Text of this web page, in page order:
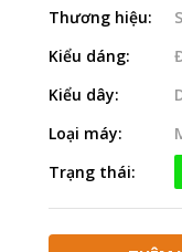
Thương hiệu:
Kiểu dáng:
Kiểu dây:
Loại máy:
Trạng thái: